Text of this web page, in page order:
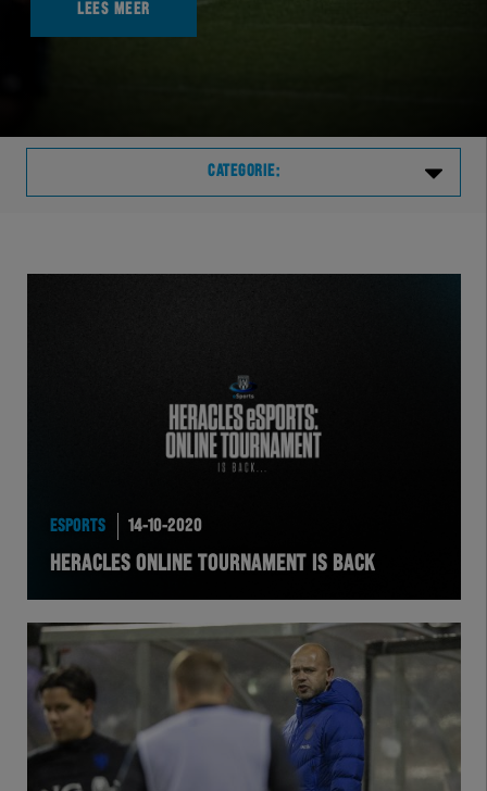
LEES MEER
CATEGORIE:
EXCHER
HERTEL
Natuurgras
Wedstrijd
ESPORTS 14-10-2020
HERACLES ONLINE TOURNAMENT IS BACK